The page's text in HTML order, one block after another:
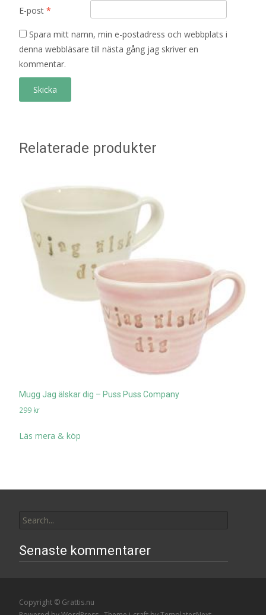
E-post *
Spara mitt namn, min e-postadress och webbplats i
denna webbläsare till nästa gång jag skriver en
kommentar.
Relaterade produkter
Mugg Jag älskar dig – Puss Puss Company
299 kr
Läs mera & köp
for:
Senaste kommentarer
Copyright © Grattis.nu